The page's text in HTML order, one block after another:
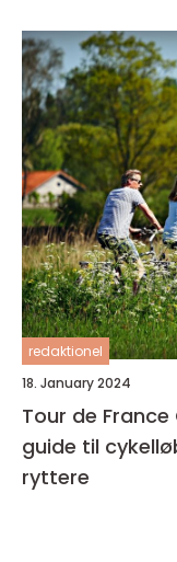
redaktionel
18. January 2024
Tour de
guide til
ryttere